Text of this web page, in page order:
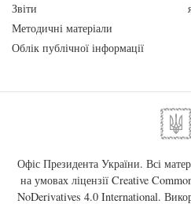
Звіти
Методичні матеріали
Облік публічної інформації
Офіс Президента України. Всі
на умовах ліцензії Creative
NoDerivatives 4.0 International.